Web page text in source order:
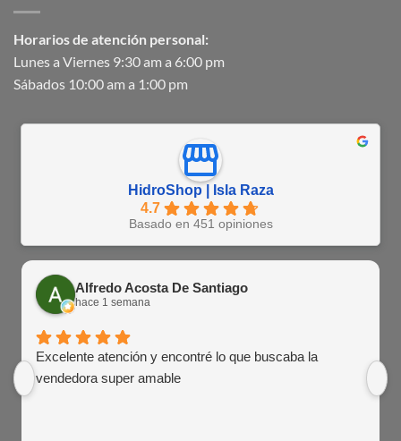
Horarios de atención personal:
Lunes a Viernes 9:30 am a 6:00 pm
Sábados 10:00 am a 1:00 pm
HidroShop | Isla Raza
4.7
Basado en 451 opiniones
Alfredo Acosta De Santiago
hace 1 semana
Excelente atención y encontré lo que buscaba la
vendedora super amable